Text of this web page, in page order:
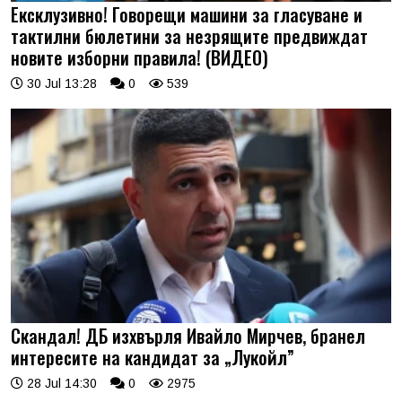
Ексклузивно! Говорещи машини за гласуване и
тактилни бюлетини за незрящите предвиждат
новите изборни правила! (ВИДЕО)
30 Jul 13:28 0 539
Скандал! ДБ изхвърля Ивайло Мирчев, бранел
интересите на кандидат за „Лукойл”
28 Jul 14:30 0 2975